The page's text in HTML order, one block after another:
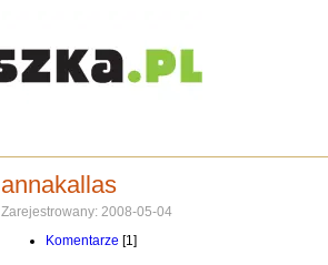
annakallas
Zarejestrowany: 2008-05-04
Komentarze [1]